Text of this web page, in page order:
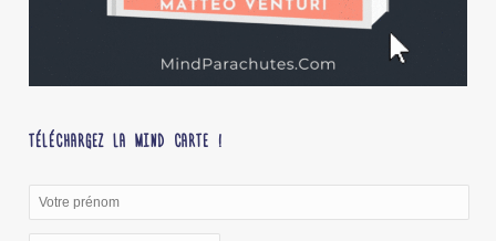
TÉLÉCHARGEZ LA MIND CARTE !